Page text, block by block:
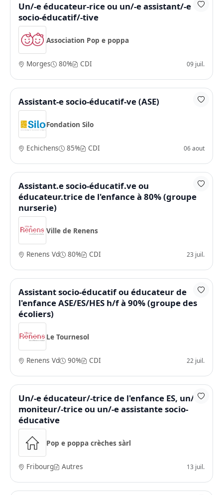
Un/-e éducateur-rice ou un/-e assistant/-e
socio-éducatif/-tive
Association Pop e poppa
Morges 80% CDI 09 juil.
Assistant-e socio-éducatif-ve (ASE)
Fondation Silo
Echichens 85% CDI 06 aout
Assistant.e socio-éducatif.ve ou
éducateur.trice de l'enfance à 80% (groupe
nurserie)
Ville de Renens
Renens Vd 80% CDI 23 juil.
Assistant socio-éducatif ou éducateur de
l'enfance ASE/ES/HES h/f à 90% (groupe des
écoliers)
Le Tournesol
Renens Vd 90% CDI 22 juil.
Un/-e éducateur/-trice de l'enfance ES, un/-e
moniteur/-trice ou un/-e assistante socio-
éducative
Pop e poppa crèches sàrl
Fribourg Autres 13 juil.